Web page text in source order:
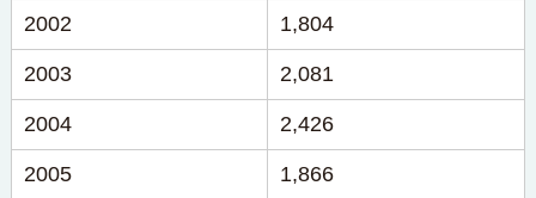
2002 1,804
2003 2,081
2004 2,426
2005 1,866